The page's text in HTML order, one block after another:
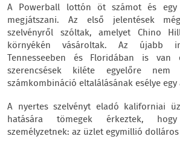
A Powerball lottón öt számot és egy
megjátszani. Az első jelentések
szelvényről szóltak, amelyet Chino
környékén vásároltak. Az újabb
Tennesseeben és Floridában is van
szerencsések kiléte egyelőre
számkombináció eltalálásának esélye
A nyertes szelvényt eladó kaliforniai
hatására tömegek érkeztek,
személyzetnek: az üzlet egymillió